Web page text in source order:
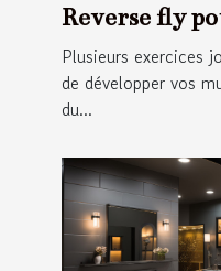
Reverse fly
?
Plusieurs exercices
de développer vos
du...